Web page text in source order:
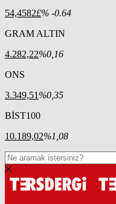
54,4582£% -0.64
GRAM ALTIN
4.282,22%0,16
ONS
3.349,51 %0,35
BİST100
10.189,02%1,08